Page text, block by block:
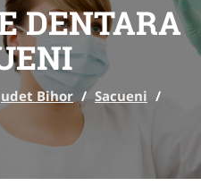
DENTARA
Bihor / Sacueni /